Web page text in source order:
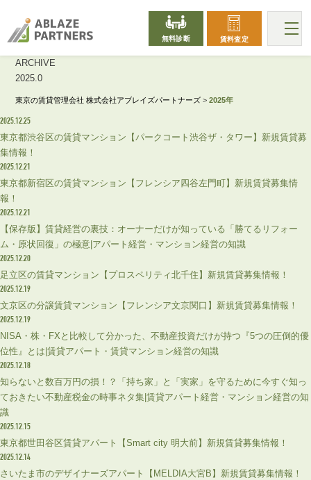
無料診断 賃料査定
ARCHIVE
2025.0
東京の賃貸管理会社 株式会社アブレイズパートナーズ >2025年
2025.12.25
東京都渋谷区の賃貸マンション【パークコート渋谷ザ・タワー】新規賃貸募
集情報！
2025.12.21
東京都新宿区の賃貸マンション【フレンシア四谷左門町】新規賃貸募集情
報！
2025.12.21
【保存版】賃貸経営の裏技：オーナーだけが知っている「勝てるリフォー
ム・原状回復」の極意|アパート経営・マンション経営の知識
2025.12.20
足立区の賃貸マンション【プロスペリティ北千住】新規賃貸募集情報！
2025.12.19
文京区の分譲賃貸マンション【フレンシア文京関口】新規賃貸募集情報！
2025.12.19
NISA・株・FXと比較して分かった、不動産投資だけが持つ『5つの圧倒的優
位性』とは|賃貸アパート・賃貸マンション経営の知識
2025.12.18
知らないと数百万円の損！？「持ち家」と「実家」を守るために今すぐ知っ
ておきたい不動産税金の時事ネタ集|賃貸アパート経営・マンション経営の知
識
2025.12.15
東京都世田谷区賃貸アパート【Smart city 明大前】新規賃貸募集情報！
2025.12.14
さいたま市のデザイナーズアパート【MELDIA大宮B】新規賃貸募集情報！